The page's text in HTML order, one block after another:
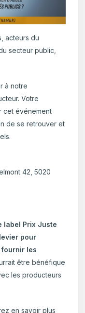
acteurs du
secteur public,
à notre
Votre
cet événement
de se retrouver et
42, 5020
label Prix Juste
pour
les
être bénéfique
les producteurs
en savoir plus